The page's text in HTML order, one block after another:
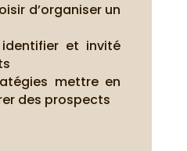
d’organiser un
et invité
mettre en
des prospects